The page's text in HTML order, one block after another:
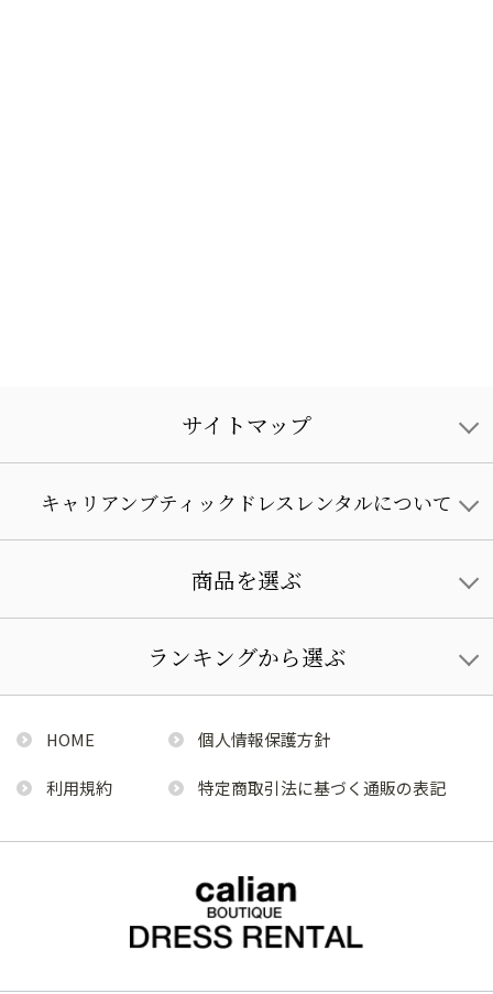
サイトマップ
キャリアンブティックドレスレンタルについて
商品を選ぶ
ランキングから選ぶ
HOME 個人情報保護方針
利用規約 特定商取引法に基づく通販の表記